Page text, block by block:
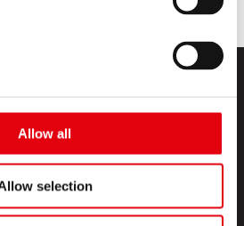
Allow all
selection